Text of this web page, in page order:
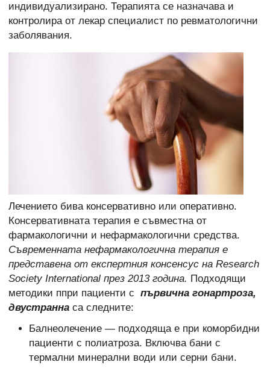
индивидуализирано. Терапията се назначава и
контролира от лекар специалист по ревматологични
заболявания.
Лечението бива консервативно или оперативно.
Консервативната терапия е съвместна от
фармакологични и нефармакологични средства.
Съвременната нефармакологична терапия е
представена от експертния консенсус на Research
Society International през 2013 година. Подходящи
методики ппри пациенти с първична гонартроза,
двустранна са следните:
Балнеолечение — подходяща е при коморбидни
пациенти с полиатроза. Включва бани с
термални минерални води или серни бани.